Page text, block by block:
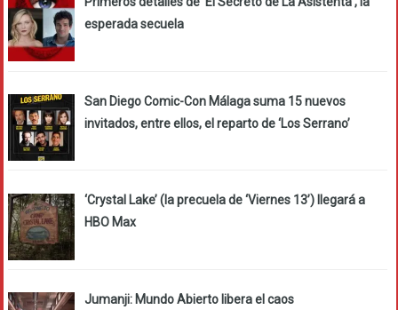
esperada secuela
San Diego Comic-Con Málaga suma 15 nuevos
invitados, entre ellos, el reparto de ‘Los Serrano’
‘Crystal Lake’ (la precuela de ‘Viernes 13’) llegará a
HBO Max
Jumanji: Mundo Abierto libera el caos